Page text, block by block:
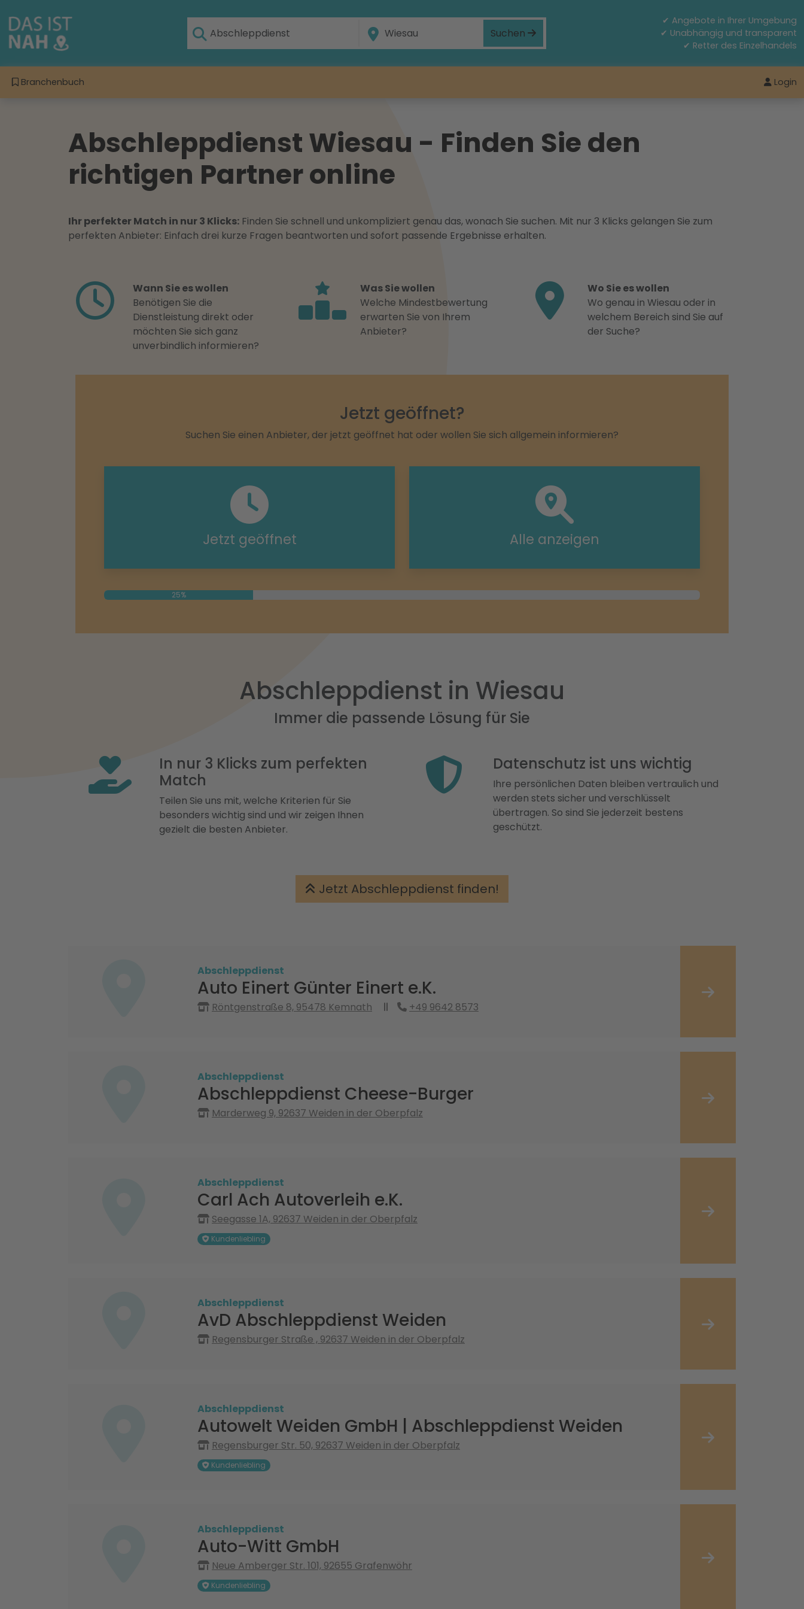
Suchen
✔ Angebote in Ihrer Umgebung
✔ Unabhängig und transparent
✔ Retter des Einzelhandels
Branchenbuch Login
Abschleppdienst Wiesau - Finden Sie den
richtigen Partner online
Ihr perfekter Match in nur 3 Klicks: Finden Sie schnell und unkompliziert genau das, wonach Sie suchen. Mit nur 3 Klicks gelangen Sie zum
perfekten Anbieter: Einfach drei kurze Fragen beantworten und sofort passende Ergebnisse erhalten.
Wann Sie es wollen
Benötigen Sie die
Dienstleistung direkt oder
möchten Sie sich ganz
unverbindlich informieren?
Was Sie wollen
Welche Mindestbewertung
erwarten Sie von Ihrem
Anbieter?
Wo Sie es wollen
Wo genau in Wiesau oder in
welchem Bereich sind Sie auf
der Suche?
Jetzt geöffnet?
Suchen Sie einen Anbieter, der jetzt geöffnet hat oder wollen Sie sich allgemein informieren?
Jetzt geöffnet Alle anzeigen
25%
Abschleppdienst in Wiesau
Immer die passende Lösung für Sie
In nur 3 Klicks zum perfekten
Match
Teilen Sie uns mit, welche Kriterien für Sie
besonders wichtig sind und wir zeigen Ihnen
gezielt die besten Anbieter.
Datenschutz ist uns wichtig
Ihre persönlichen Daten bleiben vertraulich und
werden stets sicher und verschlüsselt
übertragen. So sind Sie jederzeit bestens
geschützt.
Jetzt Abschleppdienst finden!
Abschleppdienst
Auto Einert Günter Einert e.K.
Röntgenstraße 8, 95478 Kemnath +49 9642 8573
Abschleppdienst
Abschleppdienst Cheese-Burger
Marderweg 9, 92637 Weiden in der Oberpfalz
Abschleppdienst
Carl Ach Autoverleih e.K.
Seegasse 1A, 92637 Weiden in der Oberpfalz
Kundenliebling
Abschleppdienst
AvD Abschleppdienst Weiden
Regensburger Straße , 92637 Weiden in der Oberpfalz
Abschleppdienst
Autowelt Weiden GmbH | Abschleppdienst Weiden
Regensburger Str. 50, 92637 Weiden in der Oberpfalz
Kundenliebling
Abschleppdienst
Auto-Witt GmbH
Neue Amberger Str. 101, 92655 Grafenwöhr
Kundenliebling